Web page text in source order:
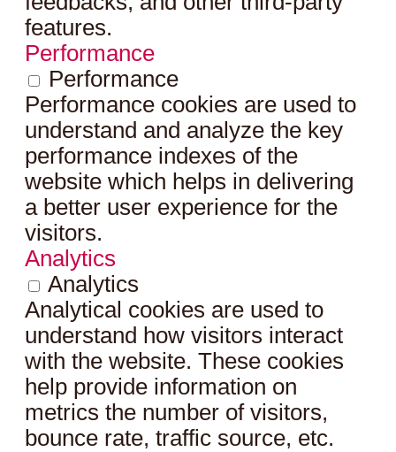
features.
Performance
Performance
Performance cookies are used to
understand and analyze the key
performance indexes of the
website which helps in delivering
a better user experience for the
visitors.
Analytics
Analytics
Analytical cookies are used to
understand how visitors interact
with the website. These cookies
help provide information on
metrics the number of visitors,
bounce rate, traffic source, etc.